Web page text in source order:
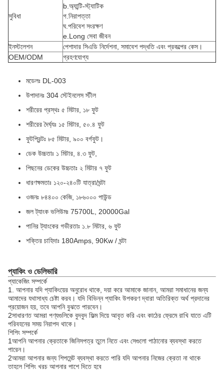
সুবিধা
b.অ্যান্টি-স্ট্যাটিক
গ.নিরাপত্তা
ঘ.পরিবেশ সংরক্ষণ
e.Long সেবা জীবন
ইনস্টলেশন
পেশাদার সিএডি নির্দেশনা, সমাবেশ পদ্ধতি এবং প্রকল্পের কেস।
OEM/ODM
গ্রহণযোগ্য
মডেলঃ DL-003
উপাদানঃ 304 স্টেইনলেস স্টীল
শরীরের প্রস্থঃ ৫ মিটার, ১৮ ফুট
শরীরের দৈর্ঘ্যঃ ১৫ মিটার, ৫০.৪ ফুট
ফুটপ্রিন্টঃ ৮৫ মিটার, ৯০০ বর্গফুট।
ডেক উচ্চতাঃ ১ মিটার, ৪.৩ ফুট,
পিছনের ডেকের উচ্চতাঃ ২ মিটার ৭ ফুট
ধারণক্ষমতাঃ ১২০-২৪০টি যাত্রা/ঘন্টা
ওজনঃ ৮৪৪০০ কেজি, ১৮৬০০০ পাউন্ড
জল ট্যাংক ভলিউমঃ 75700L, 20000Gal
পানির ট্যাংকের গভীরতাঃ ১.৮ মিটার, ৬ ফুট
শক্তির চাহিদাঃ 180Amps, 90Kw / ঘন্টা
প্যাকিং ও ডেলিভারি
প্যাকেজিং সম্পর্কে
1. আপনার যদি প্যাকিংয়ের অনুরোধ থাকে, দয়া করে আমাকে জানান, আমরা সমাধানের জন্য
আমাদের যথাসাধ্য চেষ্টা করব। যদি বিভিন্ন প্যাকিং উপকরণ দ্বারা অতিরিক্ত অর্থ প্রদানের
প্রয়োজন হয়, তবে আপনি বুঝতে পারবেন।
2সাধারণত আমরা পণ্যগুলিকে বুদবুদ ফিল্ম দিয়ে আবৃত করি এবং কাঠের ফ্রেমে রাখি যাতে এটি
পরিবহনের সময় নিরাপদ থাকে।
শিপিং সম্পর্কে
1আপনি আপনার ক্রেতাকে জিনিসপত্র তুলে নিতে এবং সেগুলো পাঠানোর ব্যবস্থা করতে
পারেন।
2আমরা আপনার জন্য শিপমেন্ট ব্যবস্থা করতে পারি যদি আপনার নিজের ক্রেতা না থাকে
তাহলে শিপিং খরচ আপনার পাশে দিতে হবে